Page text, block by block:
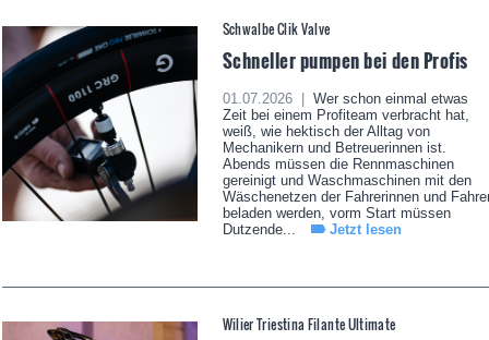
Schwalbe Clik Valve
Schneller pumpen bei den Profis
01.07.2026 |
Wer schon einmal etwas
Zeit bei einem Profiteam verbracht hat,
weiß, wie hektisch der Alltag von
Mechanikern und Betreuerinnen ist.
Abends müssen die Rennmaschinen
gereinigt und Waschmaschinen mit den
Wäschenetzen der Fahrerinnen und
beladen werden, vorm Start müssen
Dutzende...
Jetzt lesen
Wilier Triestina Filante Ultimate